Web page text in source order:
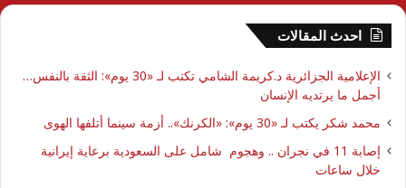
احدث المقالات
الإعلامية الجزائرية د.كريمة الشامي تكتب لـ «30 يوم»: الثقة بالنفس…
أجمل ما يرتديه الإنسان
محمد شكر يكتب لـ «30 يوم»: «الكرنك».. أزمة سينما أتلفها الهوى
إصابة 11 في نجران .. وهجوم شامل على السعودية برعاية إيرانية
خلال ساعات